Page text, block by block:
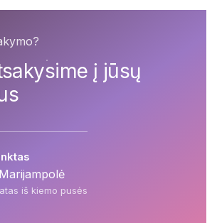
į jūsų
iš kiemo pusės